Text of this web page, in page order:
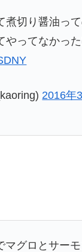
煮切り醤油っ
ってなかっ
2016年
マグロとサー